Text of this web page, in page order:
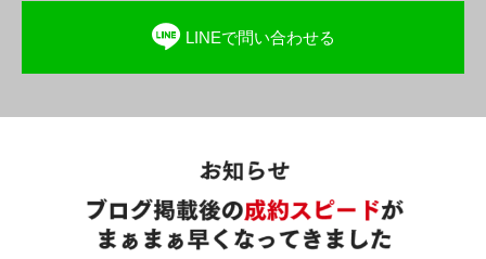
LINEで問い合わせる